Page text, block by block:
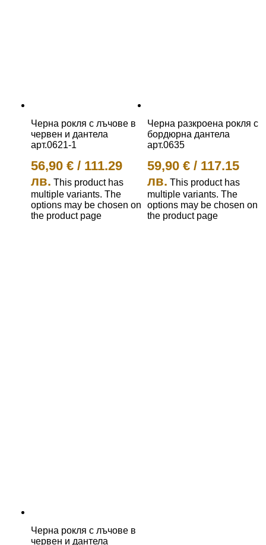
Черна рокля с лъчове в
червен и дантела
арт.0621-1
56,90 € / 111.29
лв. This product has
multiple variants. The
options may be chosen on
the product page
Черна разкроена рокля с
бордюрна дантела
арт.0635
59,90 € / 117.15
лв. This product has
multiple variants. The
options may be chosen on
the product page
Черна рокля с лъчове в
червен и дантела